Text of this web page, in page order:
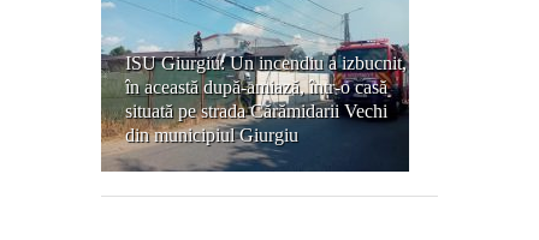
ISU Giurgiu: Un incendiu a izbucnit,
în această după-amiază, într-o casă
situată pe strada Cărămidarii Vechi
din municipiul Giurgiu